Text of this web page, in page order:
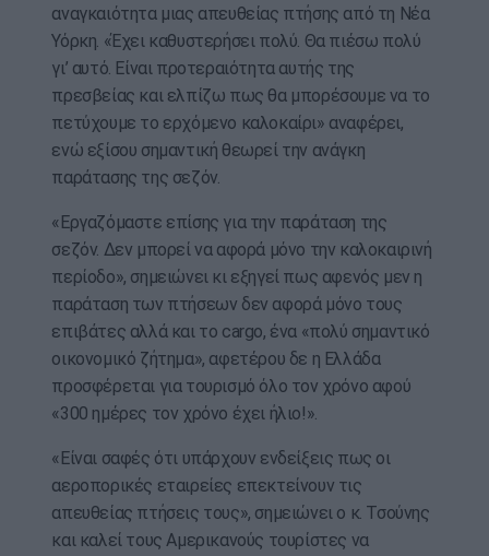
αναγκαιότητα μιας απευθείας πτήσης από τη Νέα
Υόρκη. «Έχει καθυστερήσει πολύ. Θα πιέσω πολύ
γι’ αυτό. Είναι προτεραιότητα αυτής της
πρεσβείας και ελπίζω πως θα μπορέσουμε να το
πετύχουμε το ερχόμενο καλοκαίρι» αναφέρει,
ενώ εξίσου σημαντική θεωρεί την ανάγκη
παράτασης της σεζόν.
«Εργαζόμαστε επίσης για την παράταση της
σεζόν. Δεν μπορεί να αφορά μόνο την καλοκαιρινή
περίοδο», σημειώνει κι εξηγεί πως αφενός μεν η
παράταση των πτήσεων δεν αφορά μόνο τους
επιβάτες αλλά και το cargo, ένα «πολύ σημαντικό
οικονομικό ζήτημα», αφετέρου δε η Ελλάδα
προσφέρεται για τουρισμό όλο τον χρόνο αφού
«300 ημέρες τον χρόνο έχει ήλιο!».
«Είναι σαφές ότι υπάρχουν ενδείξεις πως οι
αεροπορικές εταιρείες επεκτείνουν τις
απευθείας πτήσεις τους», σημειώνει ο κ. Τσούνης
και καλεί τους Αμερικανούς τουρίστες να